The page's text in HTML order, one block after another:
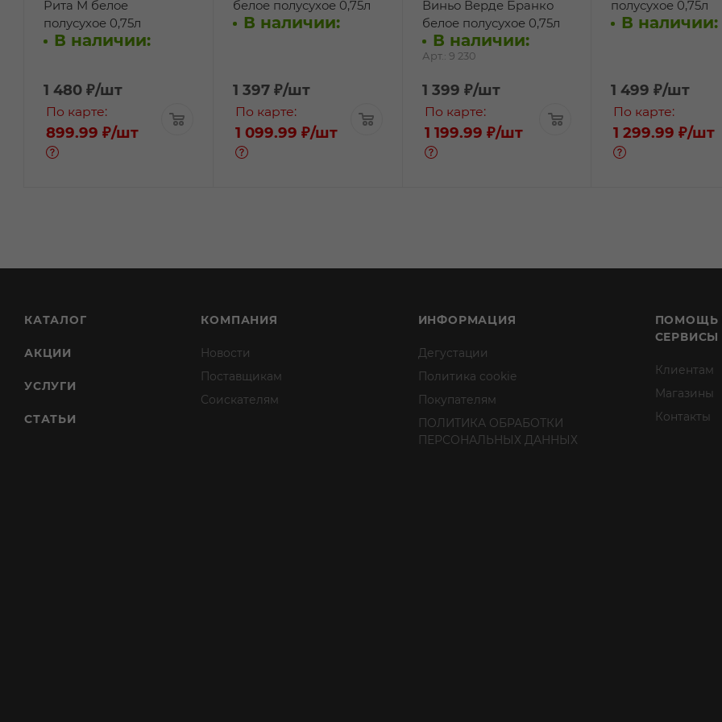
Рита М белое
полусухое 0,75л
В наличии:
1 480 ₽/шт
По карте:
899.99 ₽/шт
белое полусухое 0,75л
В наличии:
1 397₽/шт
По карте:
1 099.99 ₽/шт
Виньо Верде Бранко
белое полусухое 0,75л
В наличии:
Арт.: 9 230
1 399 ₽/шт
По карте:
1 199.99 ₽/шт
полусухое 0,75л
В наличии:
1 499 ₽/шт
По карте:
1 299.99 ₽/шт
КАТАЛОГ
АКЦИИ
УСЛУГИ
СТАТЬИ
КОМПАНИЯ
Новости
Поставщикам
Соискателям
ИНФОРМАЦИЯ
Дегустации
Политика cookie
Покупателям
ПОЛИТИКА ОБРАБОТКИ
ПЕРСОНАЛЬНЫХ ДАННЫХ
ПОМОЩЬ
СЕРВИСЫ
Клиентам
Магазины
Контакты